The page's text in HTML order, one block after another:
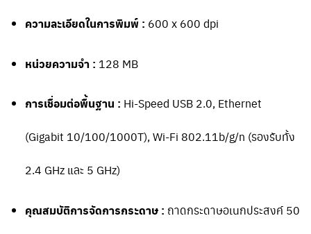
ความละเอียดในการพิมพ์ : 600 x 600 dpi
หน่วยความจำ : 128 MB
การเชื่อมต่อพื้นฐาน : Hi-Speed USB 2.0, Ethernet
(Gigabit 10/100/1000T), Wi-Fi 802.11b/g/n (รองรับทั้ง
2.4 GHz และ 5 GHz)
คุณสมบัติการจัดการกระดาษ : ถาดกระดาษอเนกประสงค์ 50